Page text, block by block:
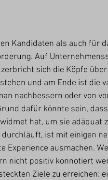
Kandidaten als auch für
Auf
sich die Köpfe
und am Ende ist die
nachbessern oder von
dafür könnte sein,
hat, um sie adäquat
ist mit einigen
Experience ausmachen.
nicht positiv konnotiert
Ziele zu erreichen: